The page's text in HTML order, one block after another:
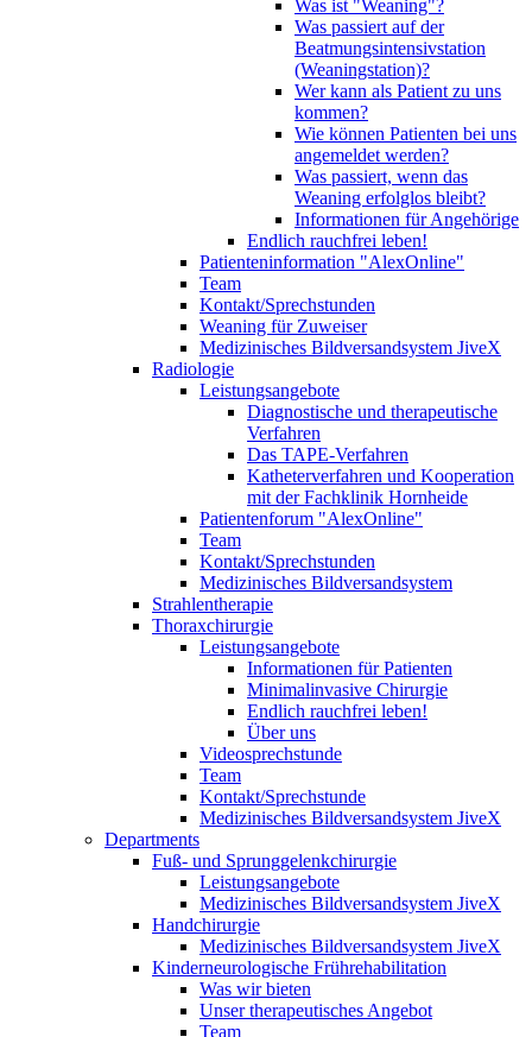
Was ist "Weaning"?
Was passiert auf der
Beatmungsintensivstation
(Weaningstation)?
Wer kann als Patient zu uns
kommen?
Wie können Patienten bei uns
angemeldet werden?
Was passiert, wenn das
Weaning erfolglos bleibt?
Informationen für Angehörige
Endlich rauchfrei leben!
Patienteninformation "AlexOnline"
Team
Kontakt/Sprechstunden
Weaning für Zuweiser
Medizinisches Bildversandsystem JiveX
Radiologie
Leistungsangebote
Diagnostische und therapeutische
Verfahren
Das TAPE-Verfahren
Katheterverfahren und Kooperation
mit der Fachklinik Hornheide
Patientenforum "AlexOnline"
Team
Kontakt/Sprechstunden
Medizinisches Bildversandsystem
Strahlentherapie
Thoraxchirurgie
Leistungsangebote
Informationen für Patienten
Minimalinvasive Chirurgie
Endlich rauchfrei leben!
Über uns
Videosprechstunde
Team
Kontakt/Sprechstunde
Medizinisches Bildversandsystem JiveX
Departments
Fuß- und Sprunggelenkchirurgie
Leistungsangebote
Medizinisches Bildversandsystem JiveX
Handchirurgie
Medizinisches Bildversandsystem JiveX
Kinderneurologische Frührehabilitation
Was wir bieten
Unser therapeutisches Angebot
Team